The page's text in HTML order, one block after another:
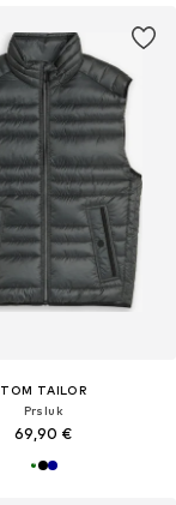
TOM TAILOR
Prsluk
69,90 €